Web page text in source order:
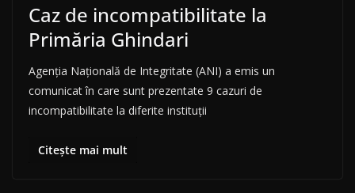
Caz de incompatibilitate la
Primăria Ghindari
Agenția Națională de Integritate (ANI) a emis un
comunicat în care sunt prezentate 9 cazuri de
incompatibilitate la diferite instituții
Citește mai mult